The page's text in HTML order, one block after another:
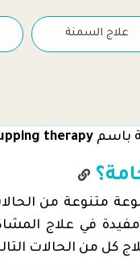
علاج السمنة
باسم therapy
متنوعة من
في علاج
كل من الحالات